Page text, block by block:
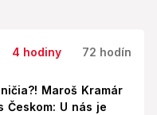
4 hodiny 72 hodín
Maroš Kramár
Českom: U nás je